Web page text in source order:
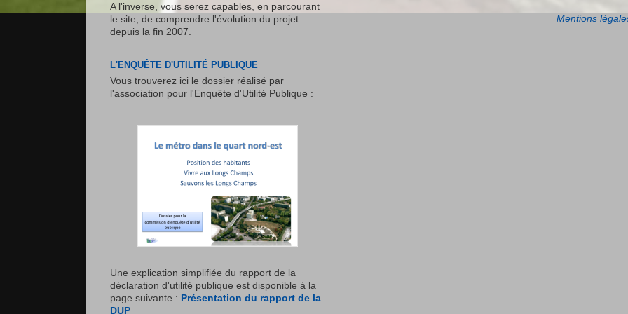
Mentions
A l'inverse, vous serez capables, en parcourant
le site, de comprendre l'évolution du projet
depuis la fin 2007.
L'ENQUÊTE D'UTILITÉ PUBLIQUE
Vous trouverez ici le dossier réalisé par
l'association pour l'Enquête d'Utilité Publique :
Une explication simplifiée du rapport de la
déclaration d'utilité publique est disponible à la
page suivante : Présentation du rapport de la
DUP